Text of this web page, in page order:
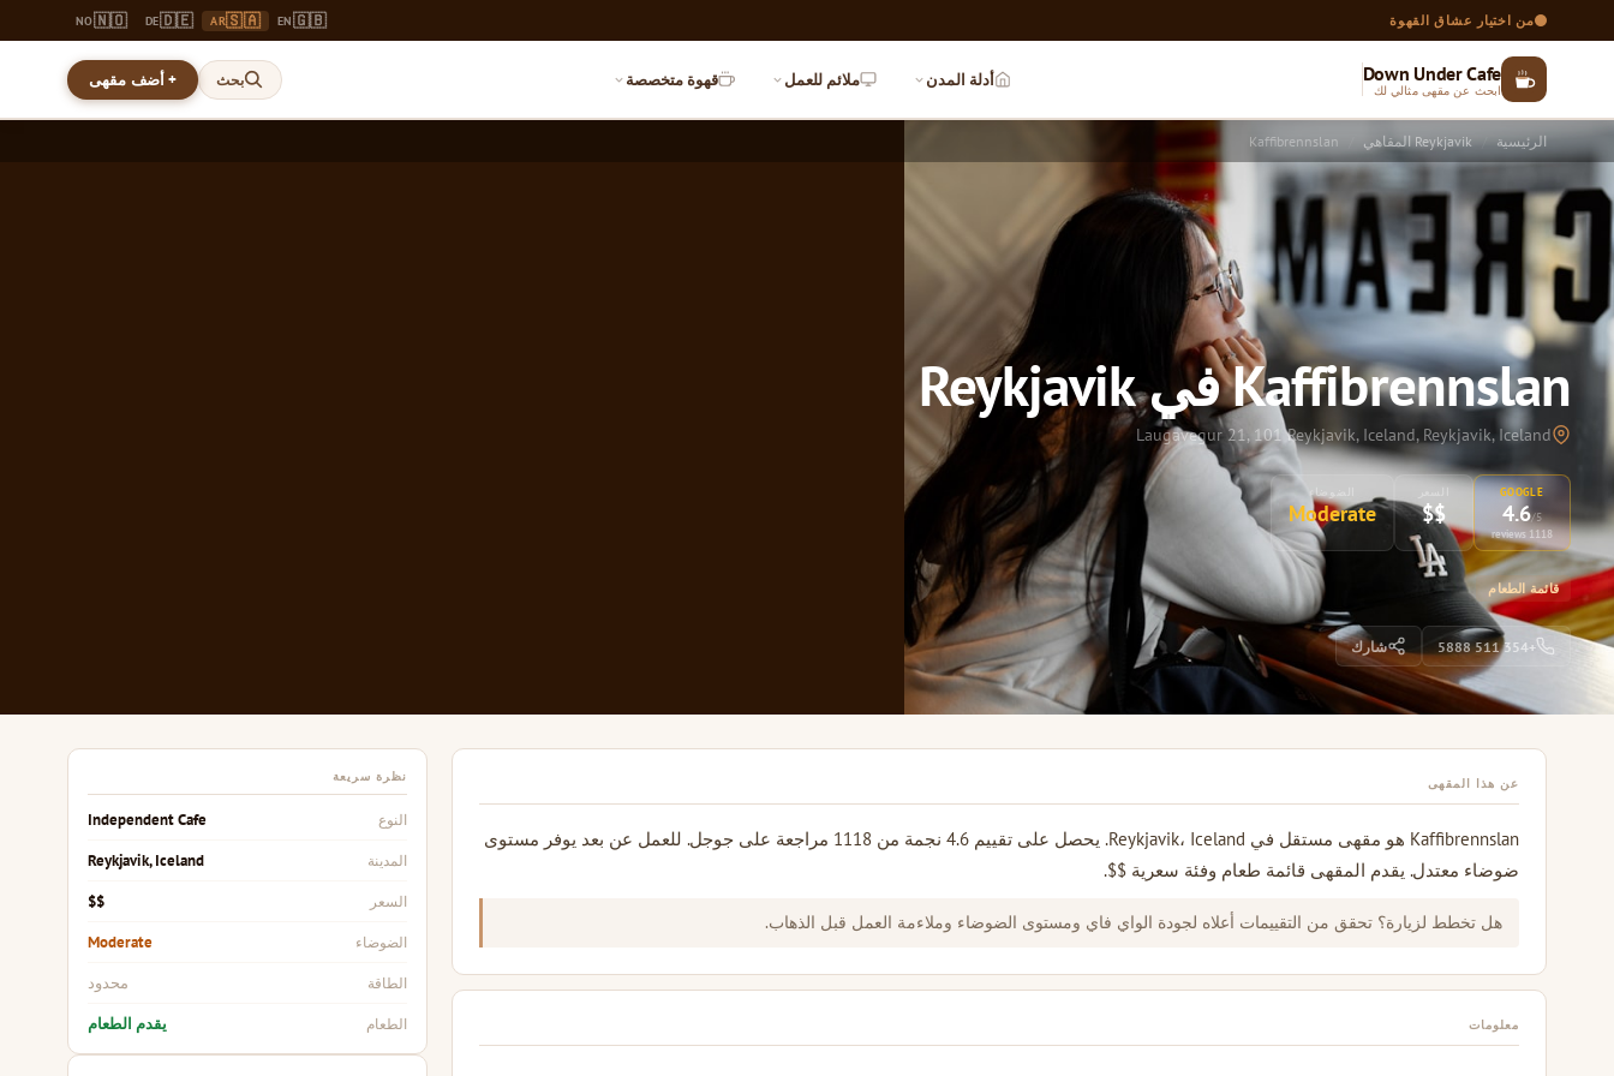
من اختيار عشاق القهوة 🇬🇧
EN
🇸🇦
AR
🇩🇪
DE
🇳🇴
NO
Down Under Cafe
ابحث عن مقهى مثالي لك أدلة المدن ملائم للعمل قهوة متخصصة بحث + أضف مقهى
الرئيسية Reykjavik المقاهي Kaffibrennslan
Kaffibrennslan في Reykjavik
Laugavegur 21, 101 Reykjavik, Iceland, Reykjavik, Iceland
GOOGLE
4.6/5
1118 reviews
$$
Moderate
قائمة الطعام
+354 511 5888 شارك
عن هذا المقهى
Kaffibrennslan هو مقهى مستقل في Reykjavik، Iceland. يحصل على تقييم 4.6 نجمة من 1118 مراجعة على جوجل. للعمل عن بعد يوفر مستوى
ضوضاء معتدل. يقدم المقهى قائمة طعام وفئة سعرية $$.
هل تخطط لزيارة؟ تحقق من التقييمات أعلاه لجودة الواي فاي ومستوى الضوضاء وملاءمة العمل قبل الذهاب.
معلومات
نظرة سريعة
النوع Independent Cafe
المدينة Reykjavik, Iceland
السعر $$
الضوضاء Moderate
الطاقة محدود
الطعام يقدم الطعام